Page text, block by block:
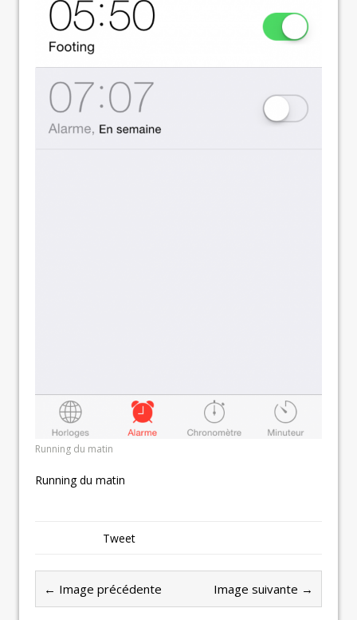
Running du matin
Running du matin
Tweet
← Image précédente Image suivante →